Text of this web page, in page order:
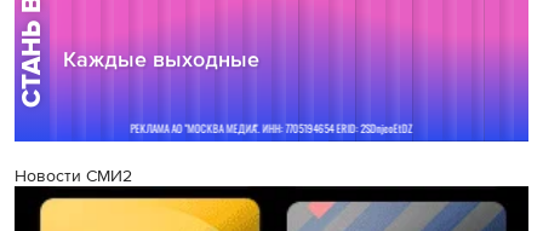
Новости СМИ2